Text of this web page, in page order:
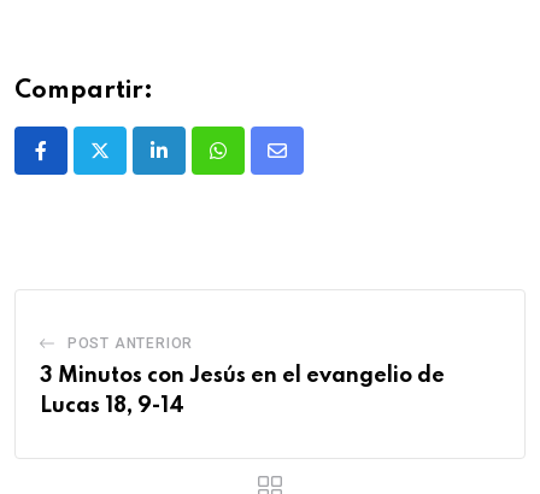
Compartir:
POST ANTERIOR
3 Minutos con Jesús en el evangelio de
Lucas 18, 9-14